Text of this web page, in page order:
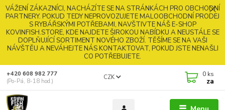
VÁŽENÍ ZÁKAZNÍCI, NACHÁZÍTE SE NA STRÁNKÁCH PRO OBCHODNÍ
PARTNERY. POKUD TEDY NEPROVOZUJETE MALOOBCHODNÍ PRODEJ
S RYBÁŘSKÝMI POTŘEBAMI, NAVŠTIVTE NÁŠ E-SHOP
KOVINFISH.STORE, KDE NAJDETE ŠIROKOU NABÍDKU A NEUSTÁLE SE
DOPLŇUJÍCÍ SORTIMENT NOVÉHO ZBOŽÍ. TĚŠÍME SE NA VAŠI
NÁVŠTĚU A NEVÁHEJTE NÁS KONTAKTOVAT, POKUD JSTE NENAŠLI
CO POTŘEBUJETE.
CZK
+420 608 982 777
(Po-Pá, 8-18 hod.)
0 ks
za